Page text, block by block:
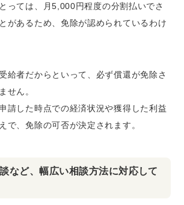
っては、月5,000円程度の分割払いでさ
があるため、免除が認められているわけ
給者だからといって、必ず償還が免除さ
せん。
請した時点での経済状況や獲得した利益
で、免除の可否が決定されます。
など、幅広い相談方法に対応して